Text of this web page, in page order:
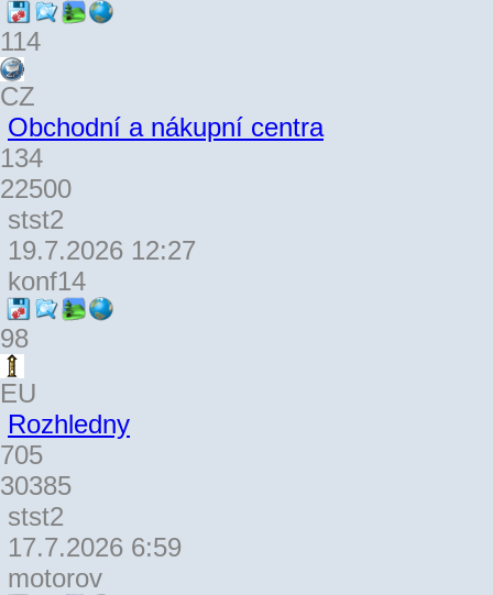
114
CZ
Obchodní a nákupní centra
134
22500
stst2
19.7.2026 12:27
konf14
98
EU
Rozhledny
705
30385
stst2
17.7.2026 6:59
motorov